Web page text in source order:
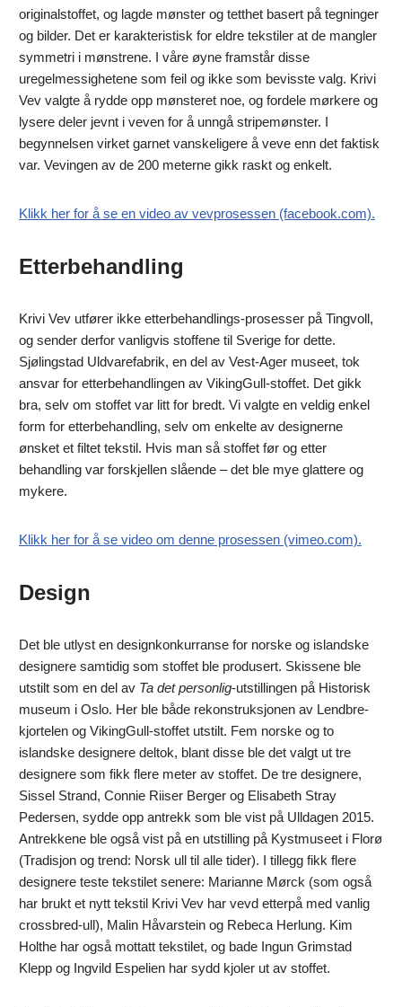
originalstoffet, og lagde mønster og tetthet basert på tegninger
og bilder. Det er karakteristisk for eldre tekstiler at de mangler
symmetri i mønstrene. I våre øyne framstår disse
uregelmessighetene som feil og ikke som bevisste valg. Krivi
Vev valgte å rydde opp mønsteret noe, og fordele mørkere og
lysere deler jevnt i veven for å unngå stripemønster. I
begynnelsen virket garnet vanskeligere å veve enn det faktisk
var. Vevingen av de 200 meterne gikk raskt og enkelt.
Klikk her for å se en video av vevprosessen (facebook.com).
Etterbehandling
Krivi Vev utfører ikke etterbehandlings-prosesser på Tingvoll,
og sender derfor vanligvis stoffene til Sverige for dette.
Sjølingstad Uldvarefabrik, en del av Vest-Ager museet, tok
ansvar for etterbehandlingen av VikingGull-stoffet. Det gikk
bra, selv om stoffet var litt for bredt. Vi valgte en veldig enkel
form for etterbehandling, selv om enkelte av designerne
ønsket et filtet tekstil. Hvis man så stoffet før og etter
behandling var forskjellen slående – det ble mye glattere og
mykere.
Klikk her for å se video om denne prosessen (vimeo.com).
Design
Det ble utlyst en designkonkurranse for norske og islandske
designere samtidig som stoffet ble produsert. Skissene ble
utstilt som en del av Ta det personlig-utstillingen på Historisk
museum i Oslo. Her ble både rekonstruksjonen av Lendbre-
kjortelen og VikingGull-stoffet utstilt. Fem norske og to
islandske designere deltok, blant disse ble det valgt ut tre
designere som fikk flere meter av stoffet. De tre designere,
Sissel Strand, Connie Riiser Berger og Elisabeth Stray
Pedersen, sydde opp antrekk som ble vist på Ulldagen 2015.
Antrekkene ble også vist på en utstilling på Kystmuseet i Florø
(Tradisjon og trend: Norsk ull til alle tider). I tillegg fikk flere
designere teste tekstilet senere: Marianne Mørck (som også
har brukt et nytt tekstil Krivi Vev har vevd etterpå med vanlig
crossbred-ull), Malin Håvarstein og Rebeca Herlung. Kim
Holthe har også mottatt tekstilet, og bade Ingun Grimstad
Klepp og Ingvild Espelien har sydd kjoler ut av stoffet.